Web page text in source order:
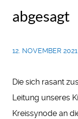
abgesagt
12. NOVEMBER 2021
Die sich rasant
Leitung unseres
Kreissynode an